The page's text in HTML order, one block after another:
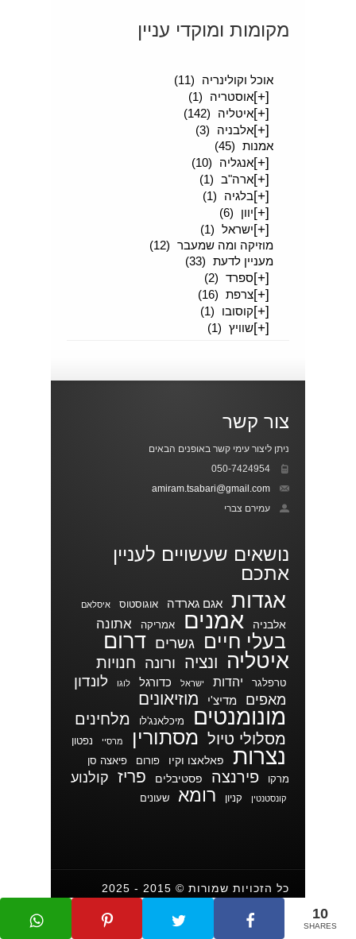
מקומות ומוקדי עניין
אוכל וקולינריה
(11)
[+]אוסטריה (1)
[+]איטליה (142)
[+]אלבניה
(3)
אמנות (45)
[+]אנגליה (10)
[+]ארה"ב (1)
[+]בלגיה (1)
[+]יוון (6)
[+]ישראל (1)
מוזיקה ומה שמעבר (12)
מעניין לדעת (33)
[+]ספרד (2)
[+]צרפת (16)
[+]קוסובו (1)
[+]שוויץ (1)
צור קשר
ניתן ליצור עימי קשר באופנים הבאים
050-7424954
amiram.tsabari@gmail.com
עמירם צברי
נושאים שעשויים לעניין
אתכם
אגדות אגם גארדה אוגוסטוס איסלאם
אלבניה אמנים אמריקה אתונה
בעלי חיים גשרים דרום
איטליה
ונציה ורונה חנויות
טרפלגר יהדות ישראל כדורגל לוגו לונדון
מאפים מדיצ'י מוזיאונים
מונומנטים מיכלאנג'לו
מלחינים
מסלולי טיול מסתורין מרסיי נפטון
נצרות פאלאצו וקיו פורום
פיאצה סן
מרקו
פירנצה פסטיבלים פריז קולנוע
קונסטנטין קניון רומא שעונים
כל הזכויות שמורות © 2015 - 2025
בניית אתר וורדפרס ודים 10
SHARES